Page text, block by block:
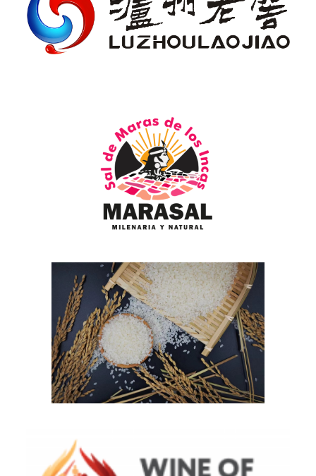
Luzhou Laojiao Co., Ltd. (Luzhou
Laojiao)
Meihekou Municipal Administration for
Market Regulation (Meihe Rice)